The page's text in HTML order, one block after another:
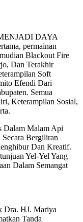
DAYA
permainan
Blackout Fire
Dan Terakhir
Soft
Efendi Dari
Semua
Keterampilan Sosial,
Dalam Malam Api
Bergiliran
Dan Kreatif.
Yel-Yel Yang
Dalam Semangat
Dra. HJ. Mariya
Tanda